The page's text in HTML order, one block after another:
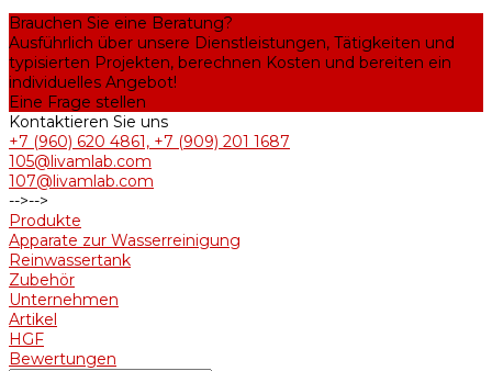
Brauchen Sie eine Beratung?
Ausführlich über unsere Dienstleistungen, Tätigkeiten und
typisierten Projekten, berechnen Kosten und bereiten ein
individuelles Angebot!
Eine Frage stellen
Kontaktieren Sie uns
+7 (960) 620 4861, +7 (909) 201 1687
105@livamlab.com
107@livamlab.com
-->-->
Produkte
Apparate zur Wasserreinigung
Reinwassertank
Zubehör
Unternehmen
Artikel
HGF
Bewertungen